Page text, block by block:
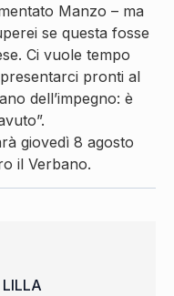
Manzo – ma
se questa fosse
Ci vuole tempo
pronti al
dell’impegno: è
giovedì 8 agosto
il Verbano.